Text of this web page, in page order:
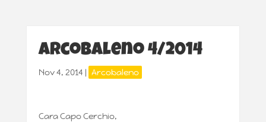
Arcobaleno 4/2014
Nov 4, 2014 | Arcobaleno
Cara Capo Cerchio,